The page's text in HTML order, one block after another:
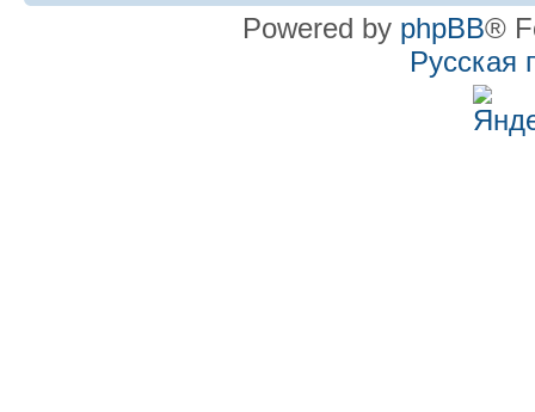
Powered by phpBB®
Русская